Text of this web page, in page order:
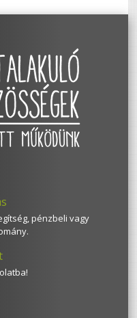
pénzbeli vagy